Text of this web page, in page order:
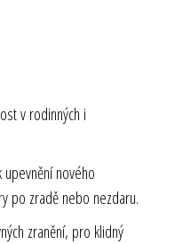
v rodinných i
nového
po zradě nebo nezdaru.
zranění, pro klidný